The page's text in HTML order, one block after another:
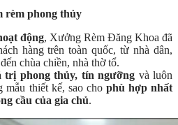
rèm phong thủy
động, Xưởng Rèm Đăng Khoa đã
hàng trên toàn quốc, từ nhà dân,
chùa chiền, nhà thờ tổ.
trị phong thủy, tín ngưỡng và luôn
mẫu thiết kế, sao cho phù hợp nhất
cầu của gia chủ.